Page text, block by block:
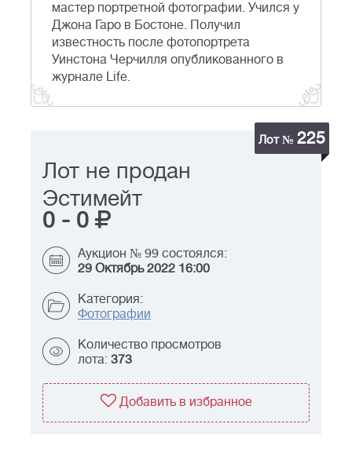
мастер портретной фотографии. Учился у
Джона Гаро в Бостоне. Получил
известность после фотопортрета
Уинстона Черчилля опубликованного в
журнале Life.
Лот № 225
Лот не продан
Эстимейт
0 - 0
Аукцион № 99 состоялся:
29 Октябрь 2022 16:00
Категория:
Фотографии
Количество просмотров
лота: 373
Добавить в избранное